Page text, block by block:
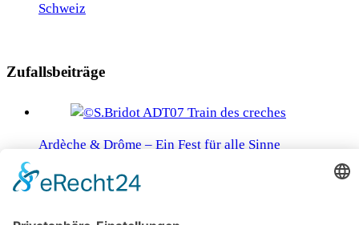
Schweiz
Zufallsbeiträge
Ardèche & Drôme – Ein Fest für alle Sinne